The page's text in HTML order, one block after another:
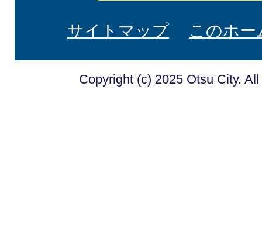
サイトマップ このホ
Copyright (c) 2025 Otsu City.